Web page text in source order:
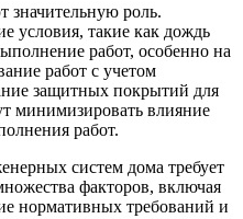
значительную роль.
условия, такие как дождь
работ, особенно на
работ с учетом
защитных покрытий для
минимизировать влияние
работ.
систем дома требует
факторов, включая
нормативных требований и